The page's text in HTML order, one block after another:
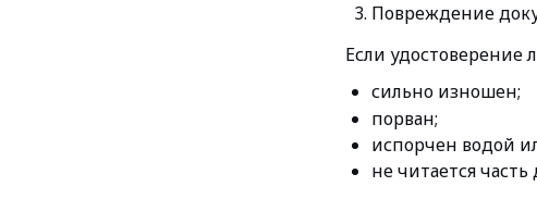
Повреждение
Если удостоверение
сильно изношен;
порван;
испорчен водой
не читается